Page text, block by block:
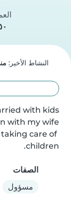
النشاط الأخير:
care of
children.
الصفات
مسؤول